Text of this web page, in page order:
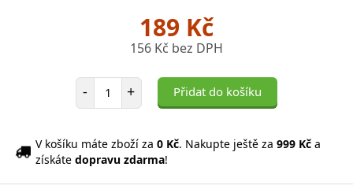
189 Kč
156 Kč bez DPH
- Počet položek
+ Přidat do košíku
V košíku máte zboží za 0 Kč. Nakupte ještě za 999 Kč a
získáte dopravu zdarma!